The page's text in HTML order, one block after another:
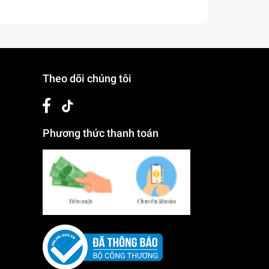
Theo dõi chúng tôi
Phương thức thanh toán